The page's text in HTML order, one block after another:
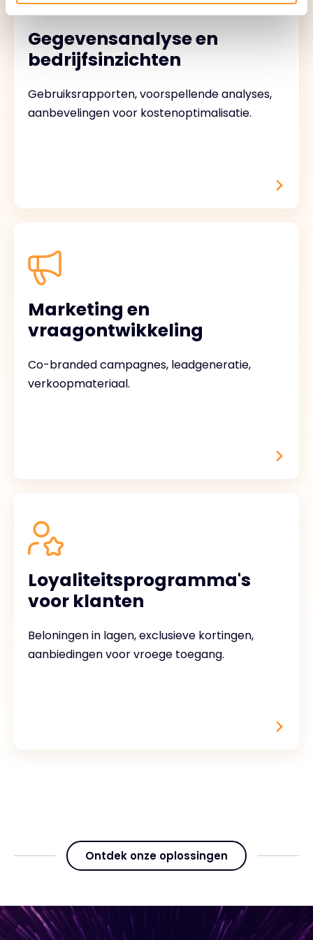
Gegevensanalyse en
bedrijfsinzichten
Gebruiksrapporten, voorspellende analyses,
aanbevelingen voor kostenoptimalisatie.
Marketing en
vraagontwikkeling
Co-branded campagnes, leadgeneratie,
verkoopmateriaal.
Loyaliteitsprogramma's
voor klanten
Beloningen in lagen, exclusieve kortingen,
aanbiedingen voor vroege toegang.
Ontdek onze oplossingen